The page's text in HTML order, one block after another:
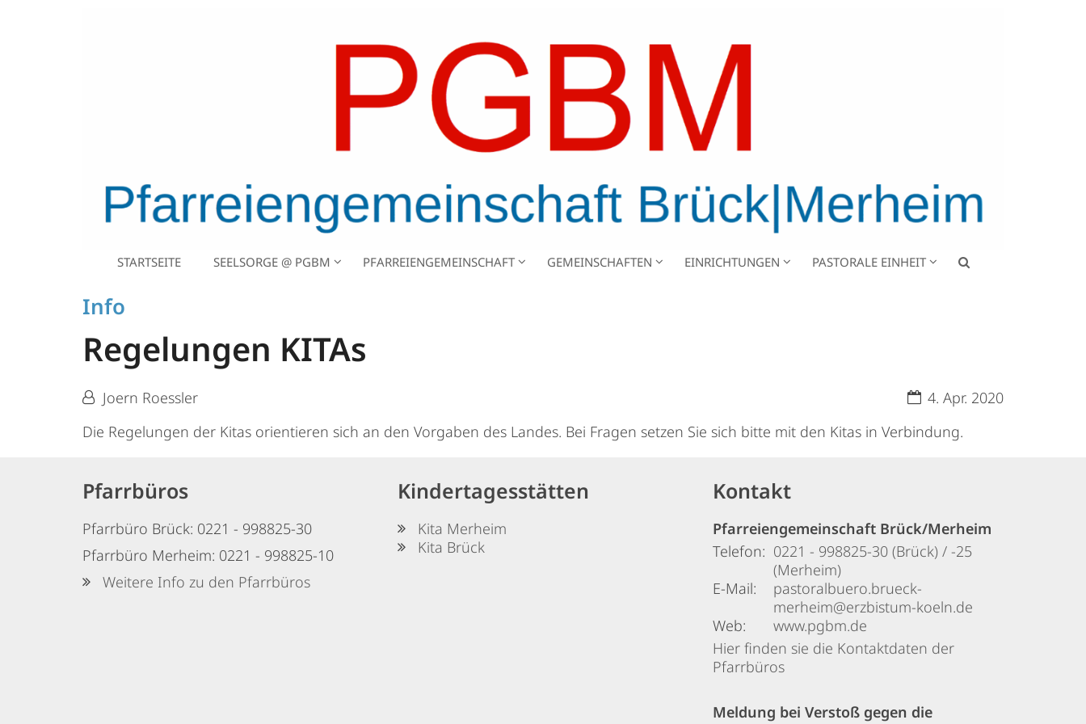
STARTSEITE SEELSORGE @ PGBM PFARREIENGEMEINSCHAFT GEMEINSCHAFTEN EINRICHTUNGEN PASTORALE EINHEIT
Info
Regelungen KITAs
Datum:
4. Apr. 2020
Von:Joern Roessler
Die Regelungen der Kitas orientieren sich an den Vorgaben des Landes. Bei Fragen setzen Sie sich bitte mit den Kitas in Verbindung.
Pfarrbüros
Pfarrbüro Brück: 0221 - 998825-30
Pfarrbüro Merheim: 0221 - 998825-10
Weitere Info zu den Pfarrbüros
Kindertagesstätten
Kita Merheim
Kita Brück
Kontakt
Pfarreiengemeinschaft Brück/Merheim
Telefon: 0221 - 998825-30 (Brück) / -25
(Merheim)
E-Mail:
pastoralbuero.brueck-
merheim@erzbistum-koeln.de
Web:
www.pgbm.de
Hier finden sie die Kontaktdaten der
Pfarrbüros
Meldung bei Verstoß gegen die